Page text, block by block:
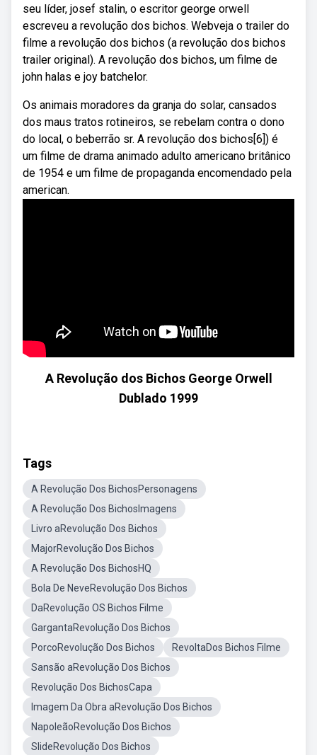
seu líder, josef stalin, o escritor george orwell
escreveu a revolução dos bichos. Webveja o trailer do
filme a revolução dos bichos (a revolução dos bichos
trailer original). A revolução dos bichos, um filme de
john halas e joy batchelor.
Os animais moradores da granja do solar, cansados
dos maus tratos rotineiros, se rebelam contra o dono
do local, o beberrão sr. A revolução dos bichos[6]) é
um filme de drama animado adulto americano britânico
de 1954 e um filme de propaganda encomendado pela
american.
A Revolução dos Bichos George Orwell
Dublado 1999
Tags
A Revolução Dos BichosPersonagens
A Revolução Dos BichosImagens
Livro aRevolução Dos Bichos
MajorRevolução Dos Bichos
A Revolução Dos BichosHQ
Bola De NeveRevolução Dos Bichos
DaRevolução OS Bichos Filme
GargantaRevolução Dos Bichos
PorcoRevolução Dos Bichos
RevoltaDos Bichos Filme
Sansão aRevolução Dos Bichos
Revolução Dos BichosCapa
Imagem Da Obra aRevolução Dos Bichos
NapoleãoRevolução Dos Bichos
SlideRevolução Dos Bichos